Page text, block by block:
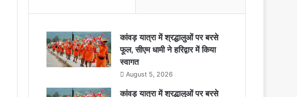
कांवड़ यात्रा में श्रद्धालुओं पर बरसे
फूल, सीएम धामी ने हरिद्वार में किया
स्वागत
August 5, 2026
कांवड़ यात्रा में श्रद्धालुओं पर बरसे